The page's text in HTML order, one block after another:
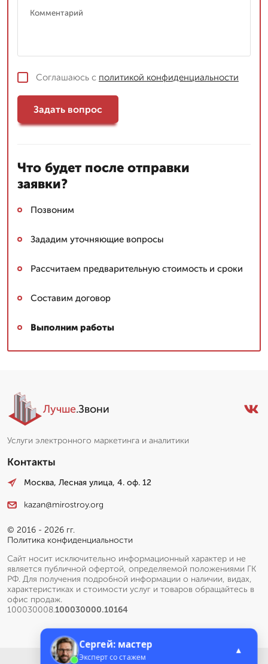
Соглашаюсь с политикой конфиденциальности
Задать вопрос
Что будет после отправки
заявки?
Позвоним
Зададим уточняющие вопросы
Рассчитаем предварительную стоимость и сроки
Составим договор
Выполним работы
Лучше.Звони
Услуги электронного маркетинга и аналитики
Контакты
Москва, Лесная улица, 4. оф. 12
kazan@mirostroy.org
© 2016 - 2026 гг.
Политика конфиденциальности
Сайт носит исключительно информационный характер и не
является публичной офертой, определяемой положениями ГК
РФ. Для получения подробной информации о наличии, видах,
характеристиках и стоимости услуг и товаров обращайтесь в
офис продаж.
100030008.100030000.10164
Сергей: мастер
Эксперт со стажем
▲